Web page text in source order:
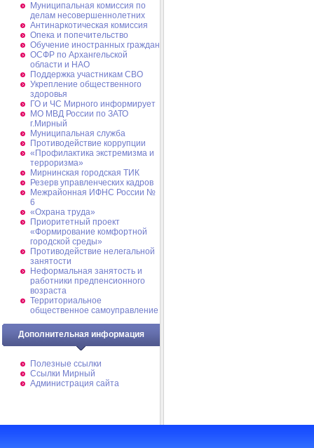
Муниципальная комиссия по
делам несовершеннолетних
Антинаркотическая комиссия
Опека и попечительство
Обучение иностранных граждан
ОСФР по Архангельской
области и НАО
Поддержка участникам СВО
Укрепление общественного
здоровья
ГО и ЧС Мирного информирует
МО МВД России по ЗАТО
г.Мирный
Муниципальная cлужба
Противодействие коррупции
«Профилактика экстремизма и
терроризма»
Мирнинская городская ТИК
Резерв управленческих кадров
Межрайонная ИФНС России №
6
«Охрана труда»
Приоритетный проект
«Формирование комфортной
городской среды»
Противодействие нелегальной
занятости
Неформальная занятость и
работники предпенсионного
возраста
Территориальное
общественное самоуправление
Дополнительная информация
Полезные ссылки
Ссылки Мирный
Администрация сайта